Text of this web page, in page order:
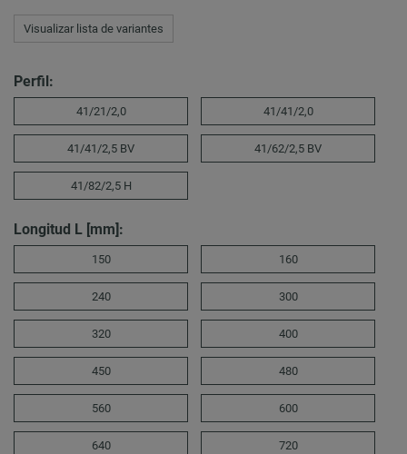
Visualizar lista de variantes
Perfil:
41/21/2,0 41/41/2,0
41/41/2,5 BV 41/62/2,5 BV
41/82/2,5 H
Longitud L [mm]:
150 160
240 300
320 400
450 480
560 600
640 720